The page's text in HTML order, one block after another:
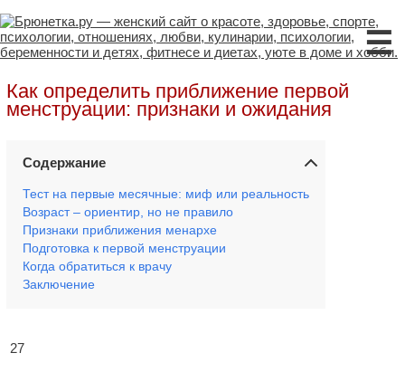
☰
Как определить приближение первой
менструации: признаки и ожидания
Содержание
Тест на первые месячные: миф или реальность
Возраст – ориентир, но не правило
Признаки приближения менархе
Подготовка к первой менструации
Когда обратиться к врачу
Заключение
27